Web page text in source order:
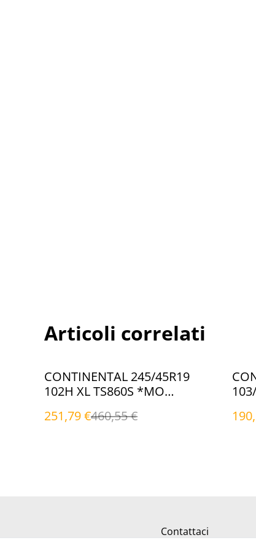
Articoli correlati
%
CONTINENTAL 245/45R19
102H XL TS860S *MO
251,79 €460,55 €
%
Contattaci